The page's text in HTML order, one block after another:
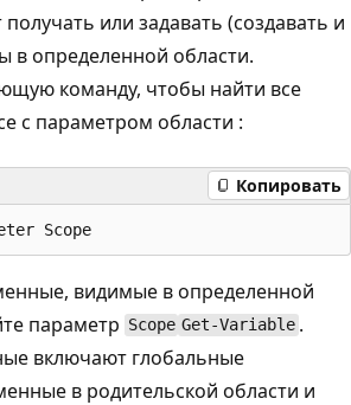
или задавать (создавать и
в определенной области.
команду, чтобы найти все
с параметром области :
Копировать
видимые в определенной
параметр Scope Get-Variable .
включают глобальные
в родительской области и